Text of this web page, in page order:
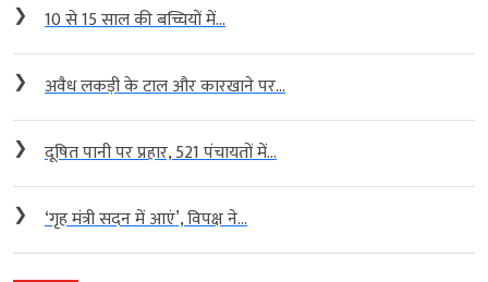
❯ 10 से 15 साल की बच्चियों में...
❯ अवैध लकड़ी के टाल और कारखाने पर...
❯ दूषित पानी पर प्रहार, 521 पंचायतों में...
❯ ‘गृह मंत्री सदन में आएं’, विपक्ष ने...